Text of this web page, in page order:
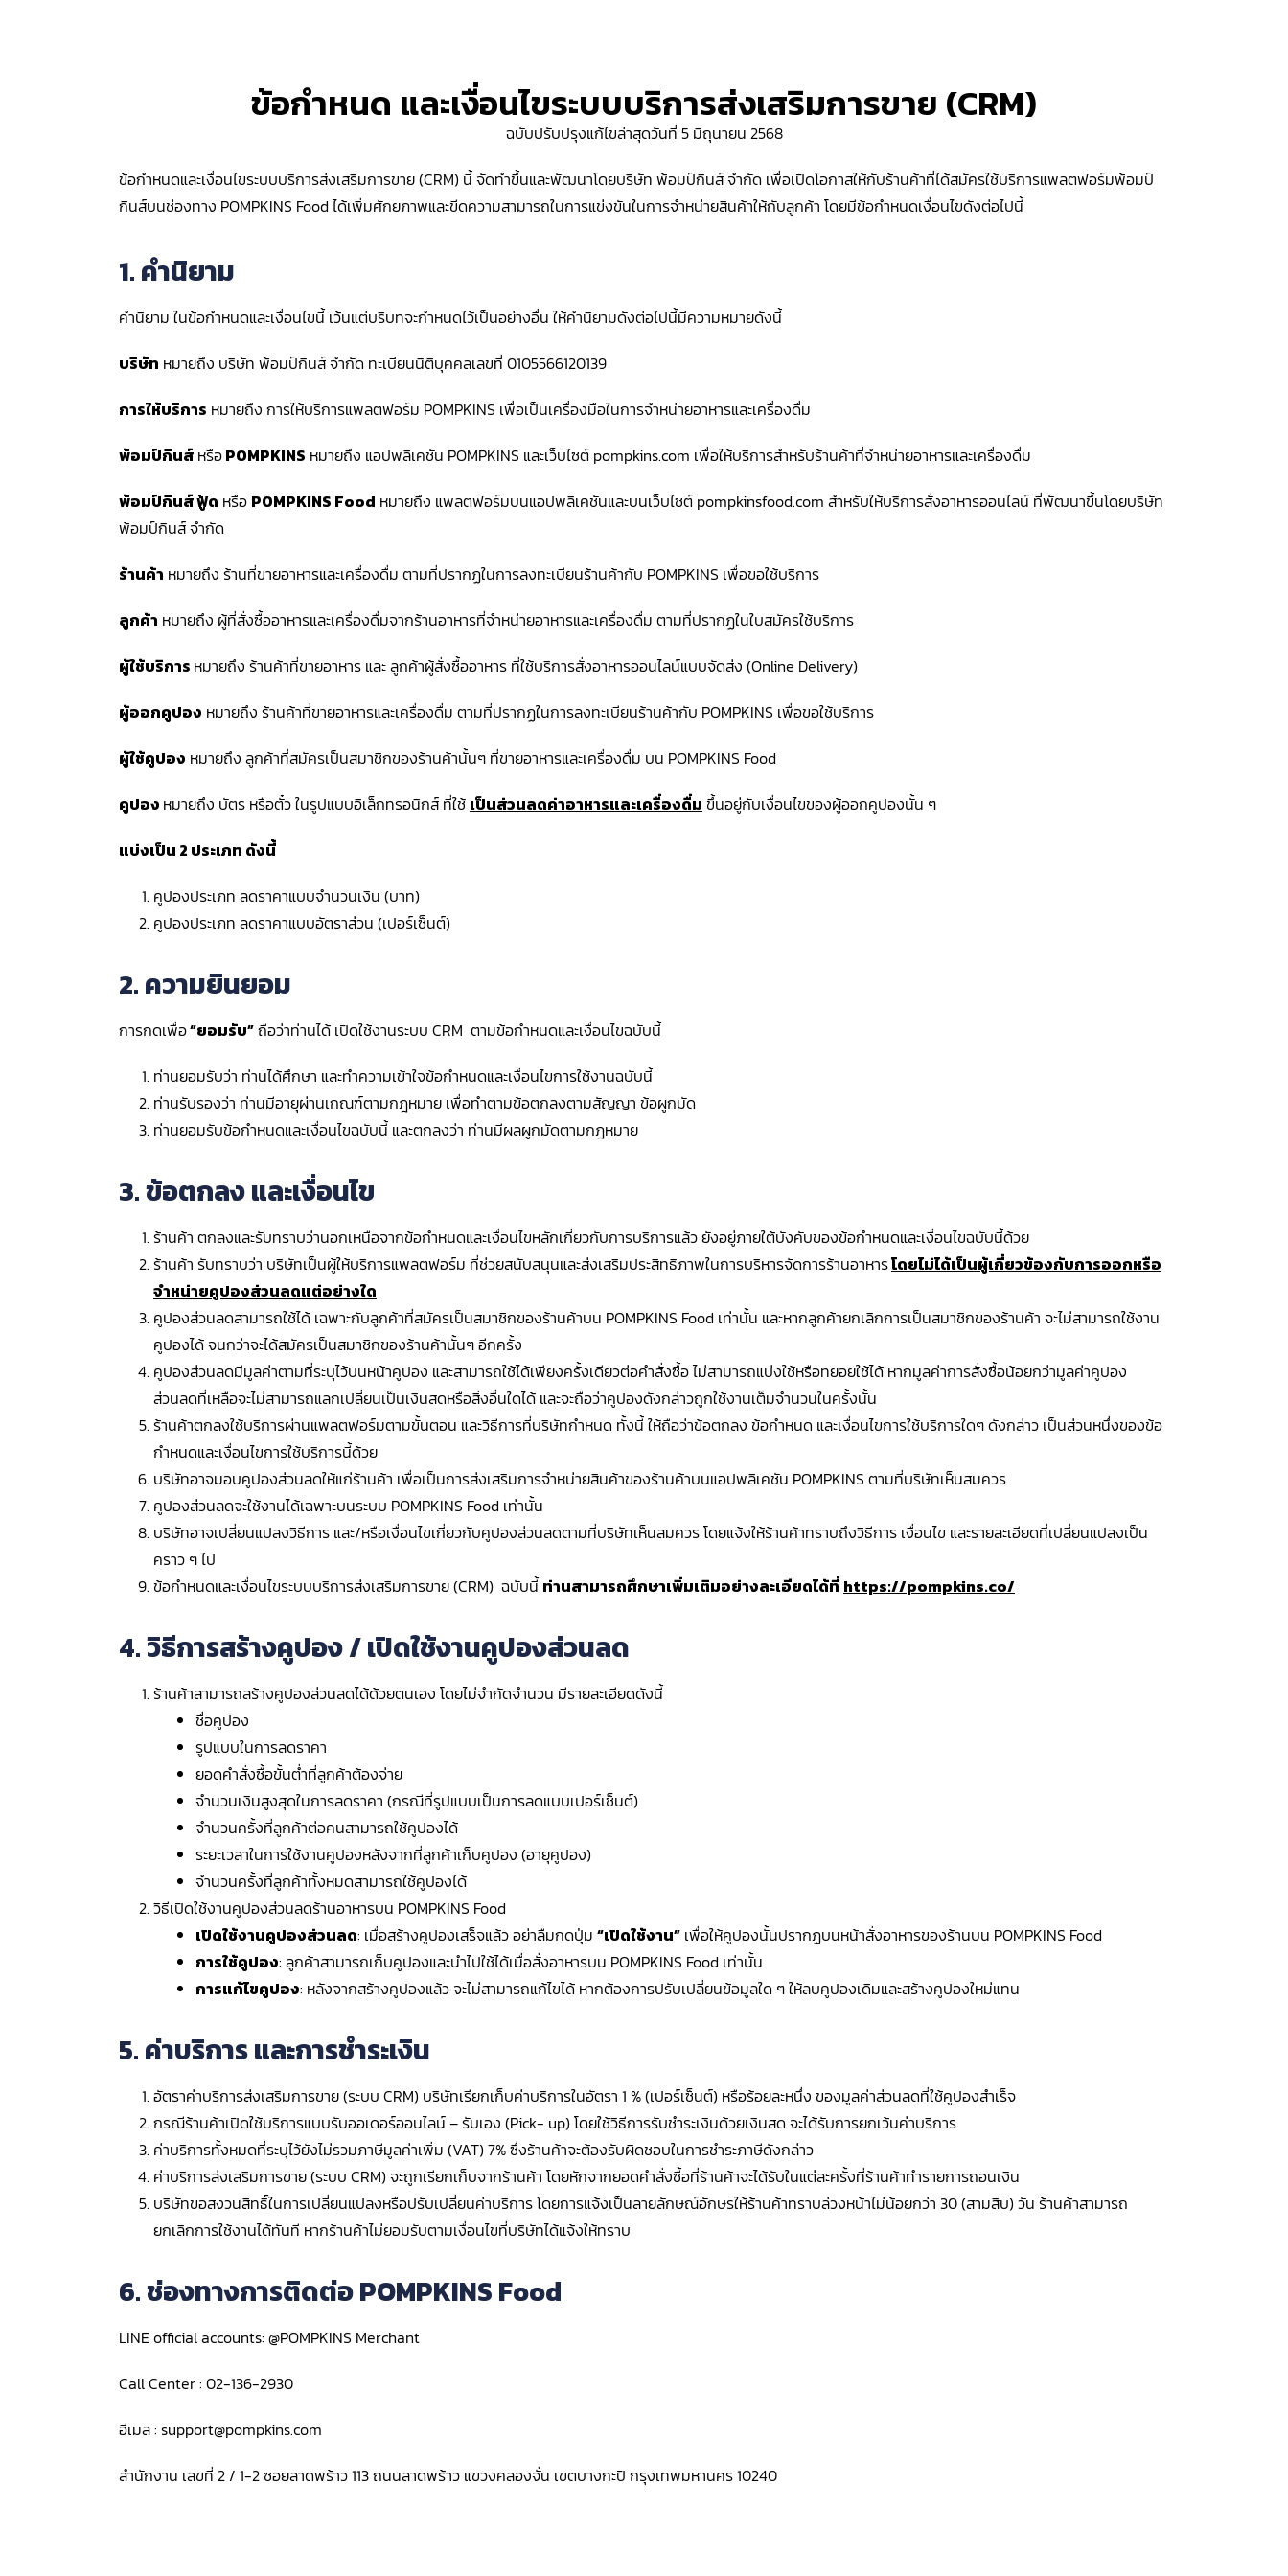
ข้อกำหนด และเงื่อนไขระบบบริการส่งเสริมการขาย (CRM)
ฉบับปรับปรุงแก้ไขล่าสุดวันที่ 5 มิถุนายน 2568
ข้อกำหนดและเงื่อนไขระบบบริการส่งเสริมการขาย (CRM) นี้ จัดทำขึ้นและพัฒนาโดยบริษัท พ้อมป์กินส์ จำกัด เพื่อเปิดโอกาสให้กับร้านค้าที่ได้สมัครใช้บริการแพลตฟอร์มพ้อมป์
กินส์บนช่องทาง POMPKINS Food ได้เพิ่มศักยภาพและขีดความสามารถในการแข่งขันในการจำหน่ายสินค้าให้กับลูกค้า โดยมีข้อกำหนดเงื่อนไขดังต่อไปนี้
1. คำนิยาม
คำนิยาม ในข้อกำหนดและเงื่อนไขนี้ เว้นแต่บริบทจะกำหนดไว้เป็นอย่างอื่น ให้คำนิยามดังต่อไปนี้มีความหมายดังนี้
บริษัท หมายถึง บริษัท พ้อมป์กินส์ จำกัด ทะเบียนนิติบุคคลเลขที่ 0105566120139
การให้บริการ หมายถึง การให้บริการแพลตฟอร์ม POMPKINS เพื่อเป็นเครื่องมือในการจำหน่ายอาหารและเครื่องดื่ม
พ้อมป์กินส์ หรือPOMPKINS หมายถึง แอปพลิเคชัน POMPKINS และเว็บไซต์ pompkins.com เพื่อให้บริการสำหรับร้านค้าที่จำหน่ายอาหารและเครื่องดื่ม
พ้อมป์กินส์ ฟู้ด หรือ POMPKINS Food หมายถึง แพลตฟอร์มบนแอปพลิเคชันและบนเว็บไซต์ pompkinsfood.com สำหรับให้บริการสั่งอาหารออนไลน์ ที่พัฒนาขึ้นโดยบริษัท
พ้อมป์กินส์ จำกัด
ร้านค้า หมายถึง ร้านที่ขายอาหารและเครื่องดื่ม ตามที่ปรากฏในการลงทะเบียนร้านค้ากับ POMPKINS เพื่อขอใช้บริการ
ลูกค้า หมายถึง ผู้ที่สั่งซื้ออาหารและเครื่องดื่มจากร้านอาหารที่จำหน่ายอาหารและเครื่องดื่ม ตามที่ปรากฏในใบสมัครใช้บริการ
ผู้ใช้บริการ หมายถึง ร้านค้าที่ขายอาหาร และ ลูกค้าผู้สั่งซื้ออาหาร ที่ใช้บริการสั่งอาหารออนไลน์แบบจัดส่ง (Online Delivery)
ผู้ออกคูปอง หมายถึง ร้านค้าที่ขายอาหารและเครื่องดื่ม ตามที่ปรากฏในการลงทะเบียนร้านค้ากับ POMPKINS เพื่อขอใช้บริการ
ผู้ใช้คูปอง หมายถึง ลูกค้าที่สมัครเป็นสมาชิกของร้านค้านั้นๆ ที่ขายอาหารและเครื่องดื่ม บน POMPKINS Food
คูปอง หมายถึง บัตร หรือตั๋ว ในรูปแบบอิเล็กทรอนิกส์ ที่ใช้ เป็นส่วนลดค่าอาหารและเครื่องดื่ม ขึ้นอยู่กับเงื่อนไขของผู้ออกคูปองนั้น ๆ
แบ่งเป็น 2 ประเภท ดังนี้
คูปองประเภท ลดราคาแบบจำนวนเงิน (บาท)
คูปองประเภท ลดราคาแบบอัตราส่วน (เปอร์เซ็นต์)
2.ความยินยอม
การกดเพื่อ“ยอมรับ”ถือว่าท่านได้ เปิดใช้งานระบบ CRM ตามข้อกำหนดและเงื่อนไขฉบับนี้
ท่านยอมรับว่า ท่านได้ศึกษา และทำความเข้าใจข้อกำหนดและเงื่อนไขการใช้งานฉบับนี้
ท่านรับรองว่า ท่านมีอายุผ่านเกณฑ์ตามกฎหมาย เพื่อทำตามข้อตกลงตามสัญญา ข้อผูกมัด
ท่านยอมรับข้อกำหนดและเงื่อนไขฉบับนี้ และตกลงว่า ท่านมีผลผูกมัดตามกฎหมาย
3. ข้อตกลง และเงื่อนไข
ร้านค้า ตกลงและรับทราบว่านอกเหนือจากข้อกำหนดและเงื่อนไขหลักเกี่ยวกับการบริการแล้ว ยังอยู่ภายใต้บังคับของข้อกำหนดและเงื่อนไขฉบับนี้ด้วย
ร้านค้า รับทราบว่า บริษัทเป็นผู้ให้บริการแพลตฟอร์ม ที่ช่วยสนับสนุนและส่งเสริมประสิทธิภาพในการบริหารจัดการร้านอาหารโดยไม่ได้เป็นผู้เกี่ยวข้องกับการออกหรือ
จำหน่ายคูปองส่วนลดแต่อย่างใด
คูปองส่วนลดสามารถใช้ได้ เฉพาะกับลูกค้าที่สมัครเป็นสมาชิกของร้านค้าบน POMPKINS Food เท่านั้น และหากลูกค้ายกเลิกการเป็นสมาชิกของร้านค้า จะไม่สามารถใช้งาน
คูปองได้ จนกว่าจะได้สมัครเป็นสมาชิกของร้านค้านั้นๆ อีกครั้ง
คูปองส่วนลดมีมูลค่าตามที่ระบุไว้บนหน้าคูปอง และสามารถใช้ได้เพียงครั้งเดียวต่อคำสั่งซื้อ ไม่สามารถแบ่งใช้หรือทยอยใช้ได้ หากมูลค่าการสั่งซื้อน้อยกว่ามูลค่าคูปอง
ส่วนลดที่เหลือจะไม่สามารถแลกเปลี่ยนเป็นเงินสดหรือสิ่งอื่นใดได้ และจะถือว่าคูปองดังกล่าวถูกใช้งานเต็มจำนวนในครั้งนั้น
ร้านค้าตกลงใช้บริการผ่านแพลตฟอร์มตามขั้นตอน และวิธีการที่บริษัทกำหนด ทั้งนี้ ให้ถือว่าข้อตกลง ข้อกำหนด และเงื่อนไขการใช้บริการใดๆ ดังกล่าว เป็นส่วนหนึ่งของข้อ
กำหนดและเงื่อนไขการใช้บริการนี้ด้วย
บริษัทอาจมอบคูปองส่วนลดให้แก่ร้านค้า เพื่อเป็นการส่งเสริมการจำหน่ายสินค้าของร้านค้าบนแอปพลิเคชัน POMPKINS ตามที่บริษัทเห็นสมควร
คูปองส่วนลดจะใช้งานได้เฉพาะบนระบบ POMPKINS Food เท่านั้น
บริษัทอาจเปลี่ยนแปลงวิธีการ และ/หรือเงื่อนไขเกี่ยวกับคูปองส่วนลดตามที่บริษัทเห็นสมควร โดยแจ้งให้ร้านค้าทราบถึงวิธีการ เงื่อนไข และรายละเอียดที่เปลี่ยนแปลงเป็น
คราว ๆ ไป
ข้อกำหนดและเงื่อนไขระบบบริการส่งเสริมการขาย (CRM) ฉบับนี้ ท่านสามารถศึกษาเพิ่มเติมอย่างละเอียดได้ที่ https://pompkins.co/
4. วิธีการสร้างคูปอง / เปิดใช้งานคูปองส่วนลด
ร้านค้าสามารถสร้างคูปองส่วนลดได้ด้วยตนเอง โดยไม่จำกัดจำนวน มีรายละเอียดดังนี้
ชื่อคูปอง
รูปแบบในการลดราคา
ยอดคำสั่งซื้อขั้นต่ำที่ลูกค้าต้องจ่าย
จำนวนเงินสูงสุดในการลดราคา (กรณีที่รูปแบบเป็นการลดแบบเปอร์เซ็นต์)
จำนวนครั้งที่ลูกค้าต่อคนสามารถใช้คูปองได้
ระยะเวลาในการใช้งานคูปองหลังจากที่ลูกค้าเก็บคูปอง (อายุคูปอง)
จำนวนครั้งที่ลูกค้าทั้งหมดสามารถใช้คูปองได้
วิธีเปิดใช้งานคูปองส่วนลดร้านอาหารบน POMPKINS Food
เปิดใช้งานคูปองส่วนลด: เมื่อสร้างคูปองเสร็จแล้ว อย่าลืมกดปุ่ม “เปิดใช้งาน” เพื่อให้คูปองนั้นปรากฏบนหน้าสั่งอาหารของร้านบน POMPKINS Food
การใช้คูปอง: ลูกค้าสามารถเก็บคูปองและนำไปใช้ได้เมื่อสั่งอาหารบน POMPKINS Food เท่านั้น
การแก้ไขคูปอง: หลังจากสร้างคูปองแล้ว จะไม่สามารถแก้ไขได้ หากต้องการปรับเปลี่ยนข้อมูลใด ๆ ให้ลบคูปองเดิมและสร้างคูปองใหม่แทน
5. ค่าบริการ และการชำระเงิน
อัตราค่าบริการส่งเสริมการขาย (ระบบ CRM) บริษัทเรียกเก็บค่าบริการในอัตรา 1 % (เปอร์เซ็นต์) หรือร้อยละหนึ่ง ของมูลค่าส่วนลดที่ใช้คูปองสำเร็จ
กรณีร้านค้าเปิดใช้บริการแบบรับออเดอร์ออนไลน์ – รับเอง (Pick- up) โดยใช้วิธีการรับชำระเงินด้วยเงินสด จะได้รับการยกเว้นค่าบริการ
ค่าบริการทั้งหมดที่ระบุไว้ยังไม่รวมภาษีมูลค่าเพิ่ม (VAT) 7% ซึ่งร้านค้าจะต้องรับผิดชอบในการชำระภาษีดังกล่าว
ค่าบริการส่งเสริมการขาย (ระบบ CRM) จะถูกเรียกเก็บจากร้านค้า โดยหักจากยอดคำสั่งซื้อที่ร้านค้าจะได้รับในแต่ละครั้งที่ร้านค้าทำรายการถอนเงิน
บริษัทขอสงวนสิทธิ์ในการเปลี่ยนแปลงหรือปรับเปลี่ยนค่าบริการ โดยการแจ้งเป็นลายลักษณ์อักษรให้ร้านค้าทราบล่วงหน้าไม่น้อยกว่า 30 (สามสิบ) วัน ร้านค้าสามารถ
ยกเลิกการใช้งานได้ทันที หากร้านค้าไม่ยอมรับตามเงื่อนไขที่บริษัทได้แจ้งให้ทราบ
6. ช่องทางการติดต่อ POMPKINS Food
LINE official accounts: @POMPKINS Merchant
Call Center : 02-136-2930
อีเมล : support@pompkins.com
สำนักงาน เลขที่ 2 / 1-2 ซอยลาดพร้าว 113 ถนนลาดพร้าว แขวงคลองจั่น เขตบางกะปิ กรุงเทพมหานคร 10240